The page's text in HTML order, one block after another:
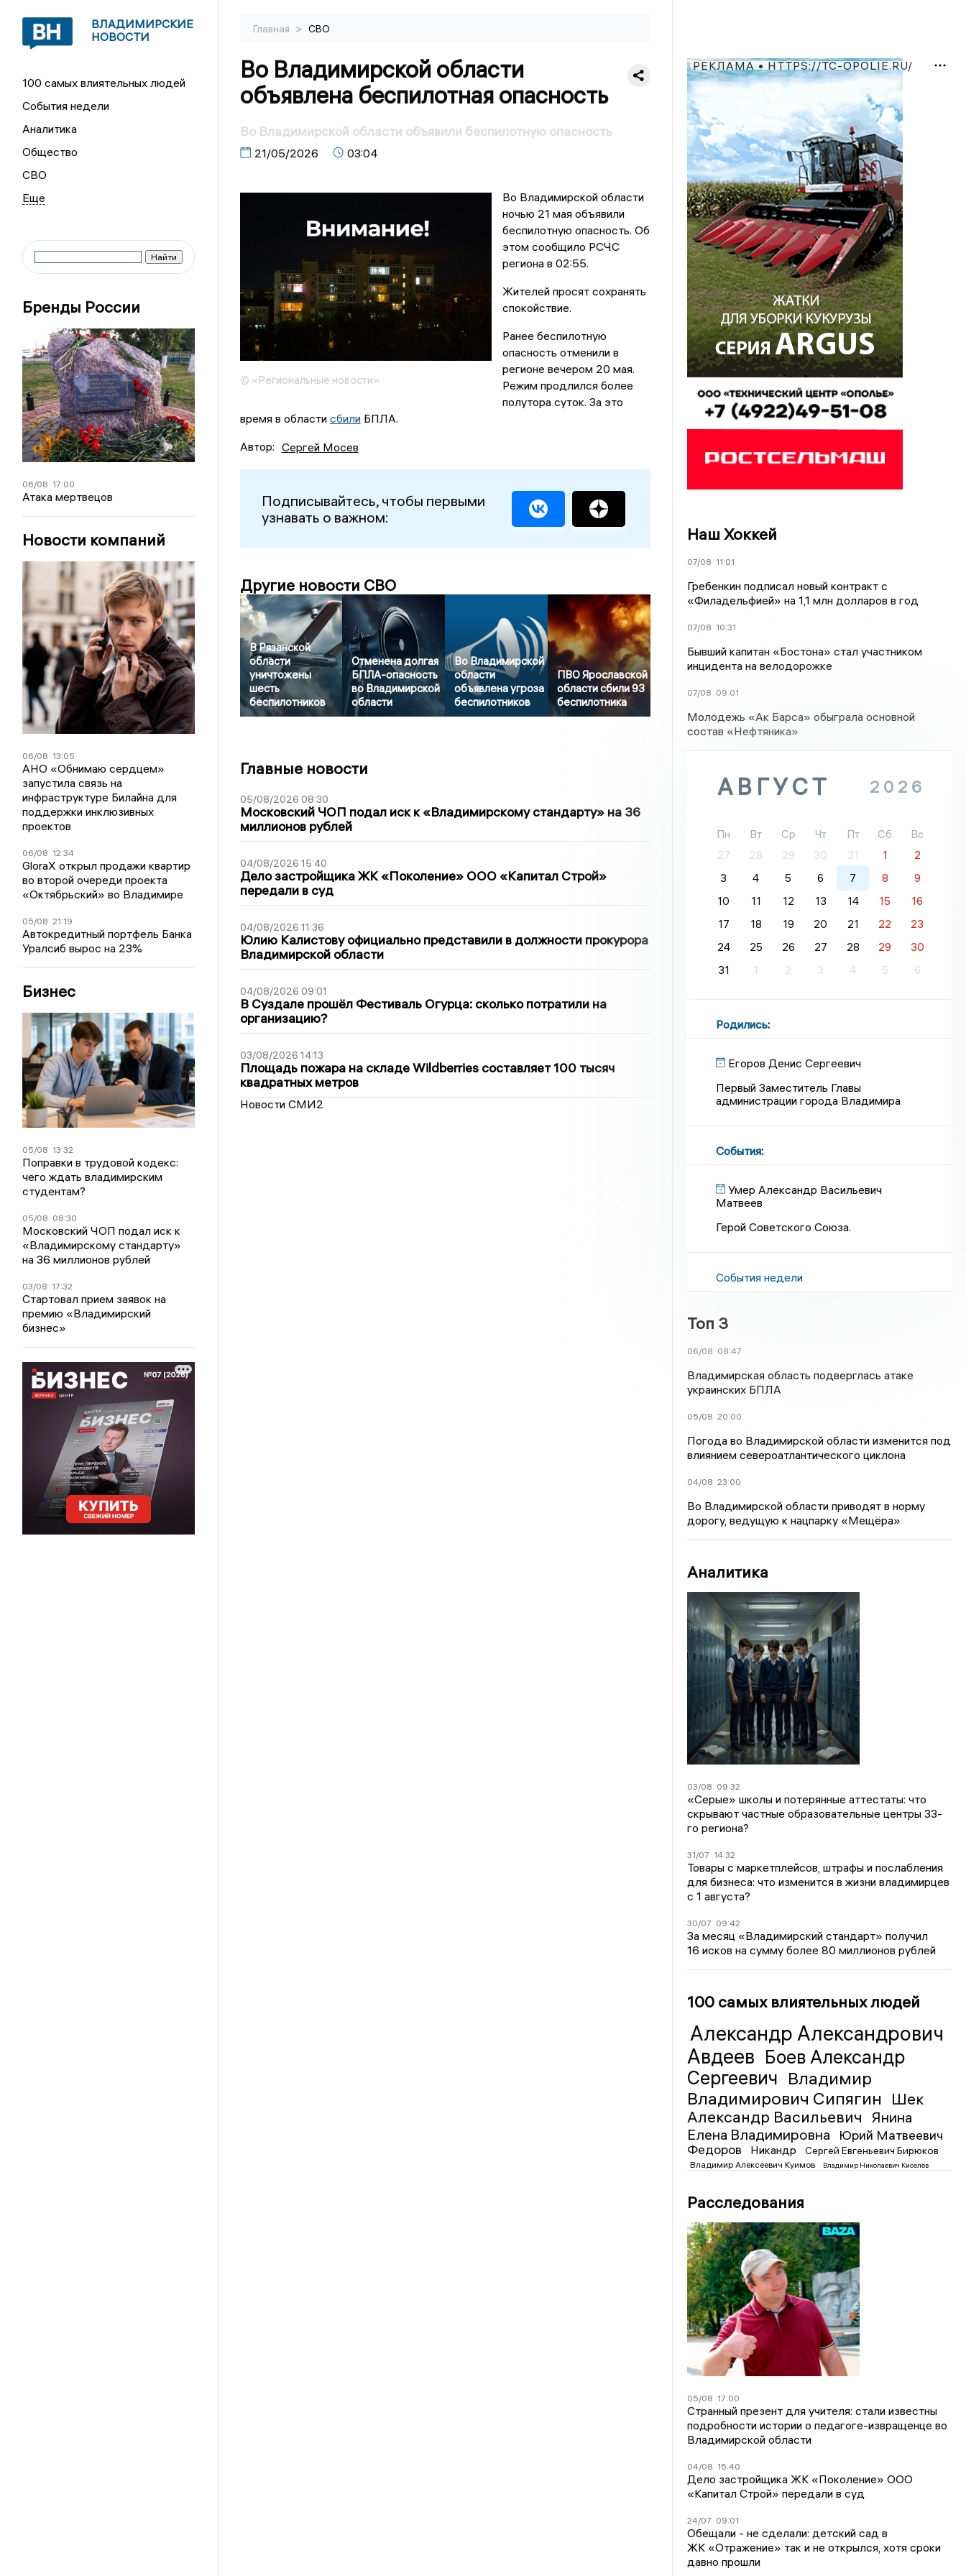
ВЛАДИМИРСКИЕ
НОВОСТИ
100 самых влиятельных людей
События недели
Аналитика
Общество
СВО
Бренды России
06/08 17:00
Атака мертвецов
Новости компаний
06/08 13:05
АНО «Обнимаю сердцем»
запустила связь на
инфраструктуре Билайна для
поддержки инклюзивных
проектов
06/08 12:34
GloraX открыл продажи квартир
во второй очереди проекта
«Октябрьский» во Владимире
05/08 21:19
Автокредитный портфель Банка
Уралсиб вырос на 23%
Бизнес
05/08 13:32
Поправки в трудовой кодекс:
чего ждать владимирским
студентам?
05/08 08:30
Московский ЧОП подал иск к
«Владимирскому стандарту»
на 36 миллионов рублей
03/08 17:32
Стартовал прием заявок на
премию «Владимирский
бизнес»
Главная > СВО
Во Владимирской области
объявлена беспилотная опасность
Во Владимирской области объявили беспилотную опасность
21/05/2026 03:04
© «Региональные новости»
Во Владимирской области
ночью 21 мая объявили
беспилотную опасность. Об
этом сообщило РСЧС
региона в 02:55.
Жителей просят сохранять
спокойствие.
Ранее беспилотную
опасность отменили в
регионе вечером 20 мая.
Режим продлился более
полутора суток. За это
время в области сбилиБПЛА.
Автор: Сергей Мосев
Подписывайтесь, чтобы первыми
узнавать о важном:
Другие новости СВО
В Рязанской
области
уничтожены
шесть
беспилотников
Отменена долгая
БПЛА-опасность
во Владимирской
области
Во Владимирской
области
объявлена угроза
беспилотников
ПВО Ярославской
области сбили 93
беспилотника
Главные новости
05/08/2026 08:30
Московский ЧОП подал иск к «Владимирскому стандарту» на 36
миллионов рублей
04/08/2026 15:40
Дело застройщика ЖК «Поколение» ООО «Капитал Строй»
передали в суд
04/08/2026 11:36
Юлию Калистову официально представили в должности прокурора
Владимирской области
04/08/2026 09:01
В Суздале прошёл Фестиваль Огурца: сколько потратили на
организацию?
03/08/2026 14:13
Площадь пожара на складе Wildberries составляет 100 тысяч
квадратных метров
Новости СМИ2
РЕКЛАМА • HTTPS://TC-OPOLIE.RU/
Наш Хоккей
07/08 11:01
Гребенкин подписал новый контракт с
«Филадельфией» на 1,1 млн долларов в год
07/08 10:31
Бывший капитан «Бостона» стал участником
инцидента на велодорожке
07/08 09:01
Молодежь «Ак Барса» обыграла основной
состав «Нефтяника»
АВГУСТ 2026
Пн Вт Ср Чт Пт Сб
Вс
27
28 29 30 31 1
2
3
4 5 6 7 8
9
10
11 12 13 14 15
16
17
18 19 20 21 22
23
24
25 26 27 28 29
30
31
1 2 3 4 5 6
Родились:
Егоров Денис Сергеевич
Первый Заместитель Главы
администрации города Владимира
События:
Умер Александр Васильевич
Матвеев
Герой Советского Союза.
События недели
Топ 3
06/08 08:47
Владимирская область подверглась атаке
украинских БПЛА
05/08 20:00
Погода во Владимирской области изменится под
влиянием североатлантического циклона
04/08 23:00
Во Владимирской области приводят в норму
дорогу, ведущую к нацпарку «Мещёра»
Аналитика
03/08 09:32
«Серые» школы и потерянные аттестаты: что
скрывают частные образовательные центры 33-
го региона?
31/07 14:32
Товары с маркетплейсов, штрафы и послабления
для бизнеса: что изменится в жизни владимирцев
с 1 августа?
30/07 09:42
За месяц «Владимирский стандарт» получил
16 исков на сумму более 80 миллионов рублей
100 самых влиятельных людей
Александр Александрович
Авдеев Боев Александр
Сергеевич Владимир
Владимирович Сипягин Шек
Александр Васильевич
Янина
Елена Владимировна
Юрий Матвеевич
Федоров
Никандр Сергей Евгеньевич Бирюков
Владимир Алексеевич Куимов Владимир Николаевич Киселёв
Расследования
05/08 17:00
Странный презент для учителя: стали известны
подробности истории о педагоге-извращенце во
Владимирской области
04/08 15:40
Дело застройщика ЖК «Поколение» ООО
«Капитал Строй» передали в суд
24/07 09:01
Обещали - не сделали: детский сад в
ЖК «Отражение» так и не открылся, хотя сроки
давно прошли